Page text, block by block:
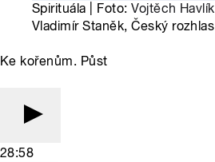
Spirituála | Foto:Vojtěch Havlík
Vladimír Staněk, Český rozhlas
Ke kořenům. Půst
28:58